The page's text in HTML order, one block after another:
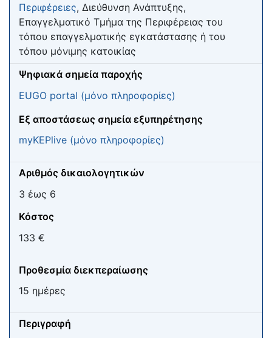
Περιφέρειες, Διεύθυνση Ανάπτυξης,
Επαγγελματικό Τμήμα της Περιφέρειας του
τόπου επαγγελματικής εγκατάστασης ή του
τόπου μόνιμης κατοικίας
Ψηφιακά σημεία παροχής
EUGO portal (μόνο πληροφορίες)
Eξ αποστάσεως σημεία εξυπηρέτησης
myKEPlive (μόνο πληροφορίες)
Αριθμός δικαιολογητικών
3 έως 6
Κόστος
133 €
Προθεσμία διεκπεραίωσης
15 ημέρες
Περιγραφή